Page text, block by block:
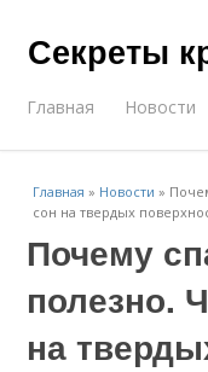
Секреты
Главная Новости
Главная » Новости »
сон на твердых
Почему
полезно.
на